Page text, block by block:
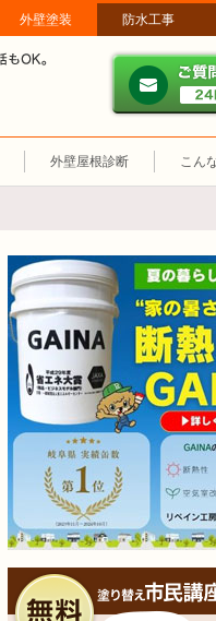
外壁塗装 防水工事
メールやパソコンが苦手
営業時間：午前8時～午後8時 年
外壁屋根診断 こん